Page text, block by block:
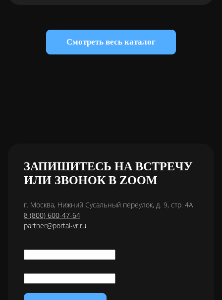
Смотреть весь каталог
ЗАПИШИТЕСЬ НА ВСТРЕЧУ
ИЛИ ЗВОНОК В ZOOM
г. Москва, Нижний Сусальный переулок, д. 9, стр. 4А
8 (800) 600-47-64
partner@portal-vr.ru